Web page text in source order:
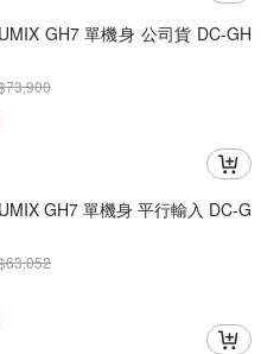
GH7 單機身 公司貨 DC-GH
73,900
GH7 單機身 平行輸入 DC-G
63,052